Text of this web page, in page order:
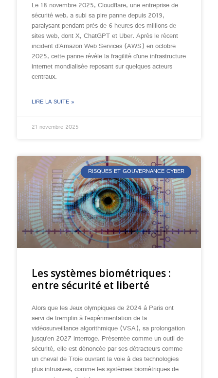
Le 18 novembre 2025, Cloudflare, une entreprise de
sécurité web, a subi sa pire panne depuis 2019,
paralysant pendant près de 6 heures des millions de
sites web, dont X, ChatGPT et Uber. Après le récent
incident d’Amazon Web Services (AWS) en octobre
2025, cette panne révèle la fragilité d’une infrastructure
internet mondialisée reposant sur quelques acteurs
centraux.
LIRE LA SUITE »
21 novembre 2025
RISQUES ET GOUVERNANCE CYBER
Les systèmes biométriques :
entre sécurité et liberté
Alors que les Jeux olympiques de 2024 à Paris ont
servi de tremplin à l’expérimentation de la
vidéosurveillance algorithmique (VSA), sa prolongation
jusqu’en 2027 interroge. Présentée comme un outil de
sécurité, elle est dénoncée par ses détracteurs comme
un cheval de Troie ouvrant la voie à des technologies
plus intrusives, comme les systèmes biométriques de